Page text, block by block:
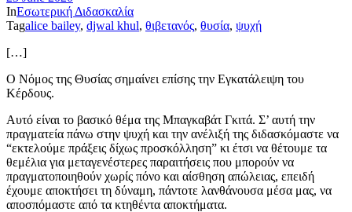
InΕσωτερική Διδασκαλία
Tagalice bailey, djwal khul, θιβετανός, θυσία, ψυχή
[…]
O Nόμος της Θυσίας σημαίνει επίσης την Εγκατάλειψη του
Κέρδους.
Aυτό είναι το βασικό θέμα της Mπαγκαβάτ Γκιτά. Σ’ αυτή την
πραγματεία πάνω στην ψυχή και την ανέλιξή της διδασκόμαστε να
“εκτελούμε πράξεις δίχως προσκόλληση” κι έτσι να θέτουμε τα
θεμέλια για μεταγενέστερες παραιτήσεις που μπορούν να
πραγματοποιηθούν χωρίς πόνο και αίσθηση απώλειας, επειδή
έχουμε αποκτήσει τη δύναμη, πάντοτε λανθάνουσα μέσα μας, να
αποσπόμαστε από τα κτηθέντα αποκτήματα.